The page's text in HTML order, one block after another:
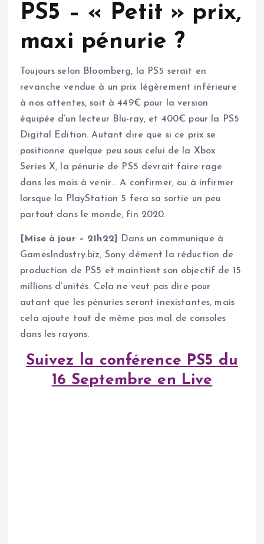
PS5 – « Petit » prix,
maxi pénurie ?
Toujours selon Bloomberg, la PS5 serait en
revanche vendue à un prix légèrement inférieure
à nos attentes, soit à 449€ pour la version
équipée d’un lecteur Blu-ray, et 400€ pour la PS5
Digital Edition. Autant dire que si ce prix se
positionne quelque peu sous celui de la Xbox
Series X, la pénurie de PS5 devrait faire rage
dans les mois à venir… A confirmer, ou à infirmer
lorsque la PlayStation 5 fera sa sortie un peu
partout dans le monde, fin 2020.
[Mise à jour – 21h22]
Dans un communique à
GamesIndustry.biz, Sony dément la réduction de
production de PS5 et maintient son objectif de 15
millions d’unités. Cela ne veut pas dire pour
autant que les pénuries seront inexistantes, mais
cela ajoute tout de même pas mal de consoles
dans les rayons.
Suivez la conférence PS5 du
16 Septembre en Live